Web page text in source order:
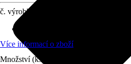
č. výrobku
Více informací o zboží
Množství (ks)